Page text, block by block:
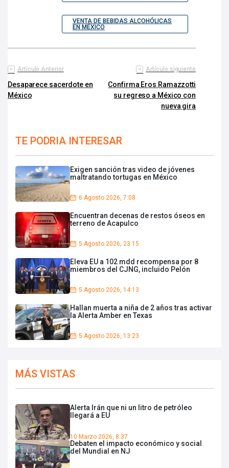
VENTA DE BEBIDAS ALCOHÓLICAS
EN MÉXICO
Artículo Anterior
Desaparece sacerdote en
México
Artículo siguiente
Confirma Eros Ramazzotti
su regreso a México con
nueva gira
TE PODRIA INTERESAR
Exigen sanción tras video de jóvenes
maltratando tortugas en México
6 Agosto 2026, 7:08
Encuentran decenas de restos óseos en
terreno de Acapulco
5 Agosto 2026, 23:15
Eleva EU a 102 mdd recompensa por 8
miembros del CJNG, incluido Pelón
5 Agosto 2026, 14:13
Hallan muerta a niña de 2 años tras activar
la Alerta Amber en Texas
5 Agosto 2026, 13:23
MÁS VISTAS
Alerta Irán que ni un litro de petróleo
llegará a EU
10 Marzo 2026, 8:37
Debaten el impacto económico y social
del Mundial en NJ